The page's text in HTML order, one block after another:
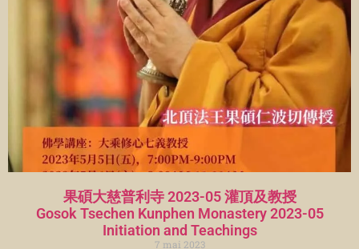
果碩大慈普利寺 2023-05 灌頂及教授
Gosok Tsechen Kunphen Monastery 2023-05
Initiation and Teachings
7 mai 2023